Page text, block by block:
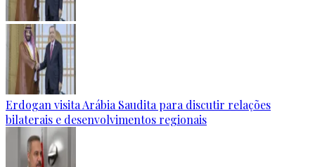
Erdogan visita Arábia Saudita para discutir relações
bilaterais e desenvolvimentos regionais